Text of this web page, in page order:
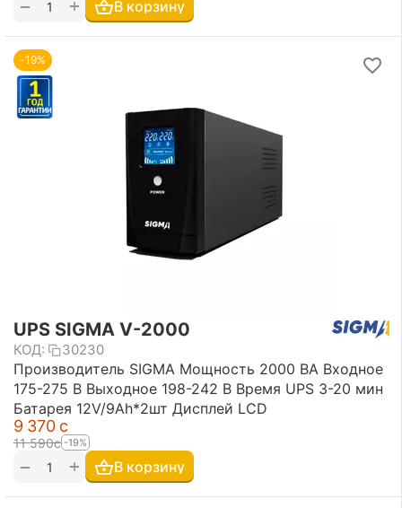
+
− В корзину
-19%
UPS SIGMA V-2000
КОД: 30230
Производитель SIGMA Мощность 2000 ВА Входное
175-275 В Выходное 198-242 В Время UPS 3-20 мин
Батарея 12V/9Ah*2шт Дисплей LCD
9 370 с
11 590с -19%
+
− В корзину